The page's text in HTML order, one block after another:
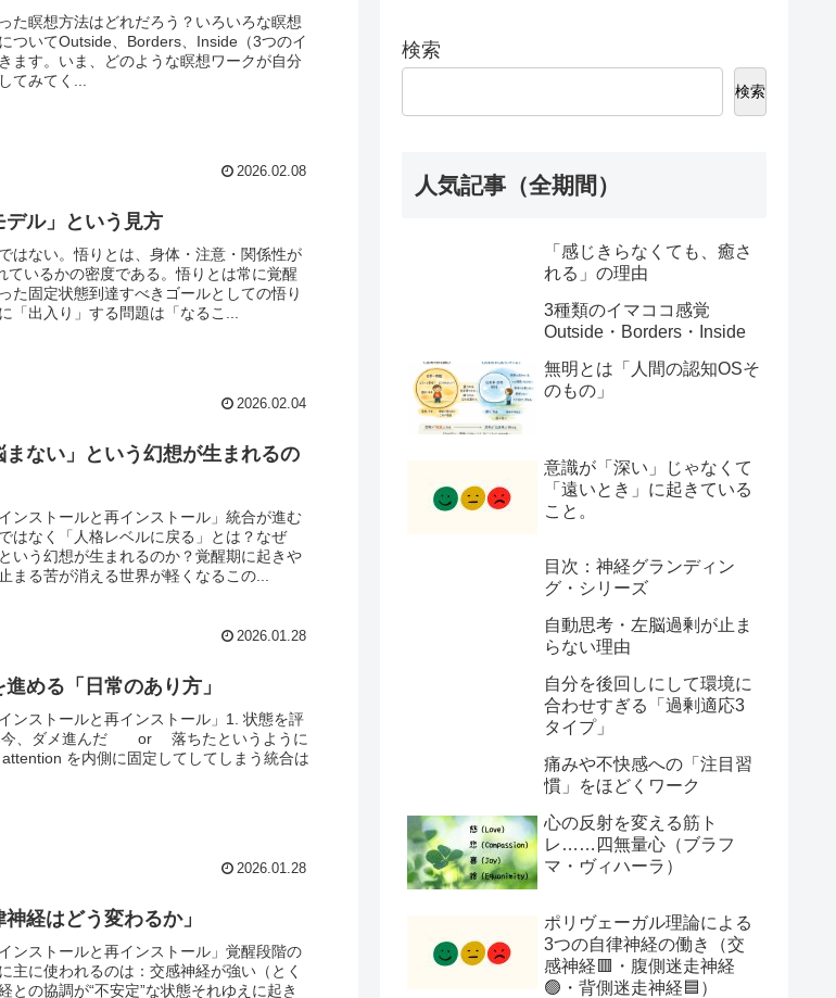
た瞑想方法はどれだろう？いろいろな瞑想
ついてOutside、Borders、Inside（3つのイ
ます。いま、どのような瞑想ワークが自分
てみてく...
2026.02.08
デル」という見方
はない。悟りとは、身体・注意・関係性が
ているかの密度である。悟りとは常に覚醒
た固定状態到達すべきゴールとしての悟り
「出入り」する問題は「なるこ...
2026.02.04
ない」という幻想が生まれるの
ンストールと再インストール」統合が進む
はなく「人格レベルに戻る」とは？なぜ
いう幻想が生まれるのか？覚醒期に起きや
まる苦が消える世界が軽くなるこの...
2026.01.28
める「日常のあり方」
ンストールと再インストール」1. 状態を評
、ダメ進んだ or 落ちたというように
を内側に固定してしてしまう統合は
2026.01.28
経はどう変わるか」
ンストールと再インストール」覚醒段階の
主に使われるのは：交感神経が強い（とく
との協調が“不安定”な状態それゆえに起き
検索
検索
人気記事（全期間）
「感じきらなくても、癒さ
れる」の理由
3種類のイマココ感覚
Outside・Borders・Inside
無明とは「人間の認知OSそ
のもの」
意識が「深い」じゃなくて
「遠いとき」に起きている
こと。
目次：神経グランディン
グ・シリーズ
自動思考・左脳過剰が止ま
らない理由
自分を後回しにして環境に
合わせすぎる「過剰適応3
タイプ」
痛みや不快感への「注目習
慣」をほどくワーク
心の反射を変える筋ト
レ……四無量心（ブラフ
マ・ヴィハーラ）
ポリヴェーガル理論による
3つの自律神経の働き（交
感神経🟥・腹側迷走神経
🟢・背側迷走神経🟦）